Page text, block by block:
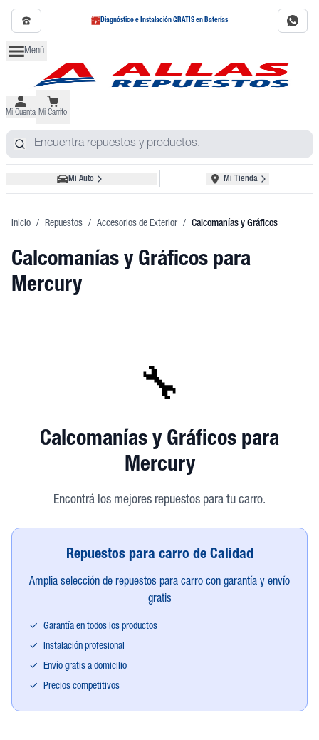
Diagnóstico e Instalación GRATIS en Baterías
Menú
Mi Cuenta Mi Carrito
Mi Auto Mi Tienda
Inicio / Repuestos / Accesorios de Exterior / Calcomanías y Gráficos
Calcomanías y Gráficos para
Mercury
🔧
Calcomanías y Gráficos para
Mercury
Encontrá los mejores repuestos para tu carro.
Repuestos para carro de Calidad
Amplia selección de repuestos para carro con garantía y envío
gratis
✓
Garantía en todos los productos
✓
Instalación profesional
✓
Envío gratis a domicilio
✓
Precios competitivos